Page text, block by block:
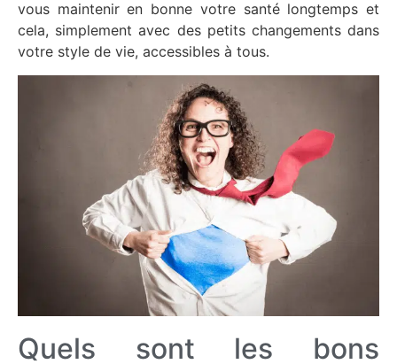
vous maintenir en bonne votre santé longtemps et
cela, simplement avec des petits changements dans
votre style de vie, accessibles à tous.
Quels sont les bons